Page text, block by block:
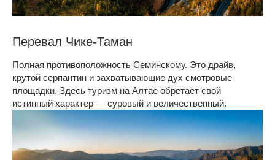
Перевал Чике-Таман
Полная противоположность Семинскому. Это драйв,
крутой серпантин и захватывающие дух смотровые
площадки. Здесь туризм на Алтае обретает свой
истинный характер — суровый и величественный.